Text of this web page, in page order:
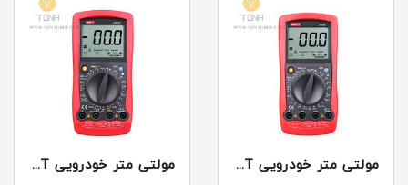
مولتی متر خودرویی UT105 UNI-T مولتی متر خودرویی UT107 UNI-T